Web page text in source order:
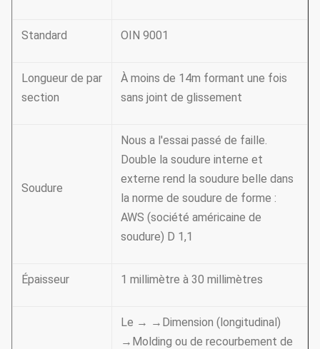
Standard OIN 9001
Longueur de par
section
À moins de 14m formant une fois
sans joint de glissement
Soudure
Nous a l'essai passé de faille.
Double la soudure interne et
externe rend la soudure belle dans
la norme de soudure de forme :
AWS (société américaine de
soudure) D 1,1
Épaisseur 1 millimètre à 30 millimètres
Le → →Dimension (longitudinal)
→Molding ou de recourbement de